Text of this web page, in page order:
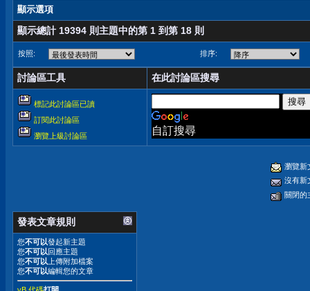
顯示選項
顯示總計 19394 則主題中的第 1 到第 18 則
按照: 排序:
討論區工具 在此討論區搜尋
標記此討論區已讀
訂閱此討論區
瀏覽上級討論區
自訂搜尋
瀏覽新
沒有新
關閉的
發表文章規則
您不可以發起新主題
您不可以回應主題
您不可以 上傳附加檔案
您不可以編輯您的文章